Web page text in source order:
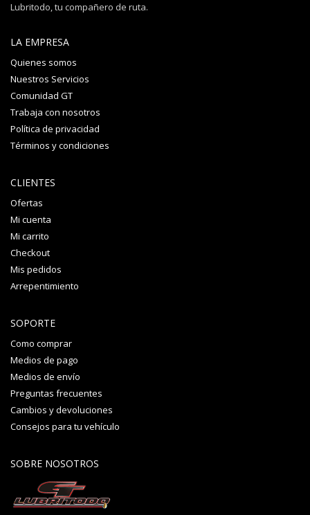
Lubritodo, tu compañero de ruta.
LA EMPRESA
Quienes somos
Nuestros Servicios
Comunidad GT
Trabaja con nosotros
Política de privacidad
Términos y condiciones
CLIENTES
Ofertas
Mi cuenta
Mi carrito
Checkout
Mis pedidos
Arrepentimiento
SOPORTE
Como comprar
Medios de pago
Medios de envío
Preguntas frecuentes
Cambios y devoluciones
Consejos para tu vehículo
SOBRE NOSOTROS